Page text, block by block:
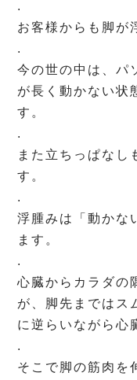
.
お客様からも脚が
.
今の世の中は、パ
が長く動かない状
す。
.
また立ちっぱなし
す。
.
浮腫みは「動かな
ます。
.
心臓からカラダの
が、脚先まではス
に逆らいながら心
.
そこで脚の筋肉を